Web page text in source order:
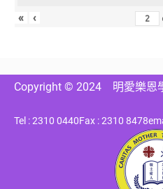
« ‹
Copyright © 2024 明愛樂恩
Tel : 2310 0440Fax : 2310 8478